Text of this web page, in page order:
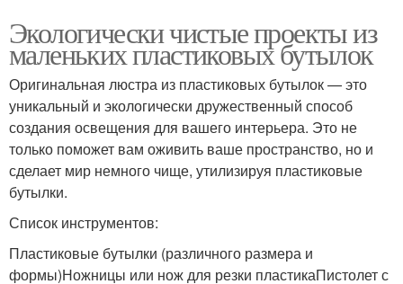
Экологически чистые проекты из
маленьких пластиковых бутылок
Оригинальная люстра из пластиковых бутылок — это
уникальный и экологически дружественный способ
создания освещения для вашего интерьера. Это не
только поможет вам оживить ваше пространство, но и
сделает мир немного чище, утилизируя пластиковые
бутылки.
Список инструментов:
Пластиковые бутылки (различного размера и
формы)Ножницы или нож для резки пластикаПистолет с